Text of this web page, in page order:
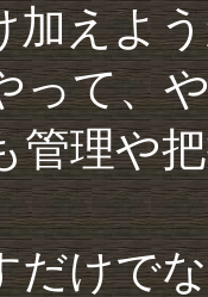
加えよ
って、
管理や
だけで